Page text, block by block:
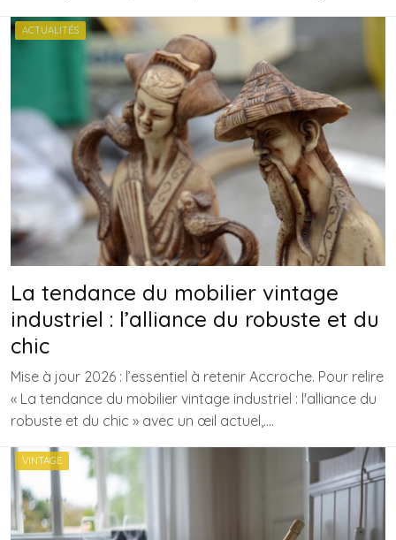
ACTUALITÉS
La tendance du mobilier vintage
industriel : l’alliance du robuste et du
chic
Mise à jour 2026 : l’essentiel à retenir Accroche. Pour relire
« La tendance du mobilier vintage industriel : l'alliance du
robuste et du chic » avec un œil actuel,….
VINTAGE